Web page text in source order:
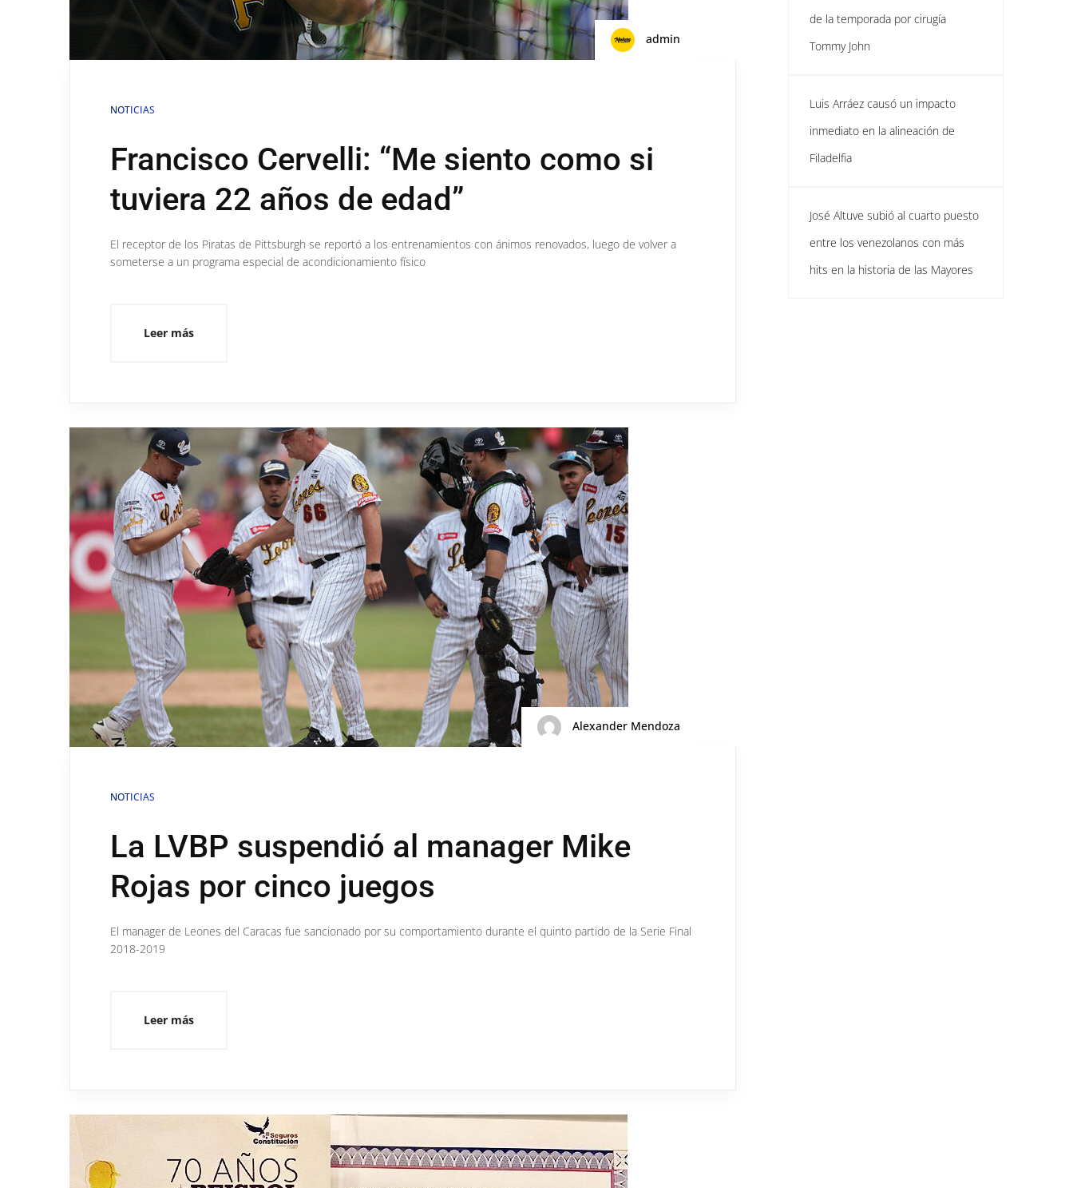
admin
NOTICIAS
Francisco Cervelli: “Me siento como si
tuviera 22 años de edad”
El receptor de los Piratas de Pittsburgh se reportó a los entrenamientos con ánimos renovados, luego de volver a
someterse a un programa especial de acondicionamiento físico
Leer más
Alexander Mendoza
NOTICIAS
La LVBP suspendió al manager Mike
Rojas por cinco juegos
El manager de Leones del Caracas fue sancionado por su comportamiento durante el quinto partido de la Serie Final
2018-2019
Leer más
de la temporada por cirugía
Tommy John
Luis Arráez causó un impacto
inmediato en la alineación de
Filadelfia
José Altuve subió al cuarto puesto
entre los venezolanos con más
hits en la historia de las Mayores